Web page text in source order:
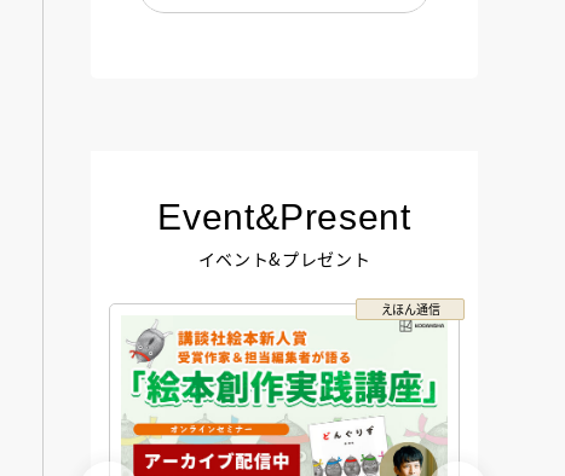
Event&Present
イベント&プレゼント
えほん通信